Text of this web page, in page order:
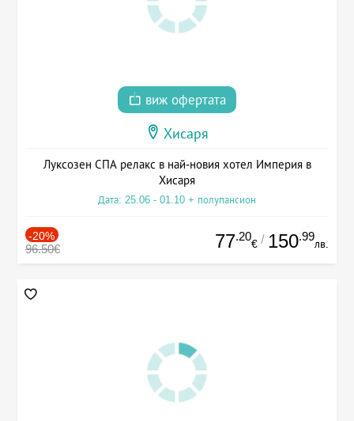
виж офертата
Хисаря
Луксозен СПА релакс в най-новия хотел Империя в
Хисаря
Дата: 25.06 - 01.10 + полупансион
-20%
96.50€ 77.20
€ / 150.99
лв.